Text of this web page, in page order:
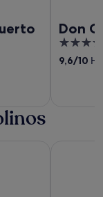
Don
5
out
9,6/10